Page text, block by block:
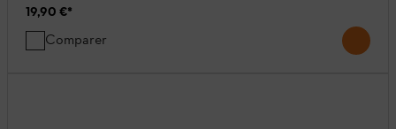
19,90 €*
Comparer